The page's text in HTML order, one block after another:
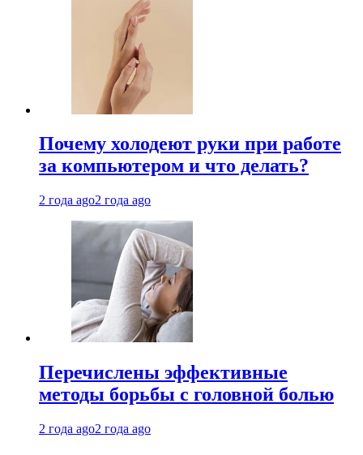
Почему холодеют руки при работе
за компьютером и что делать?
2 года ago2 года ago
Перечислены эффективные
методы борьбы с головной болью
2 года ago2 года ago